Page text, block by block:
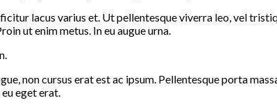
lacus varius et. Ut pellentesque viverra leo, vel
ut enim metus. In eu augue urna.
non cursus erat est ac ipsum. Pellentesque porta
eget erat.